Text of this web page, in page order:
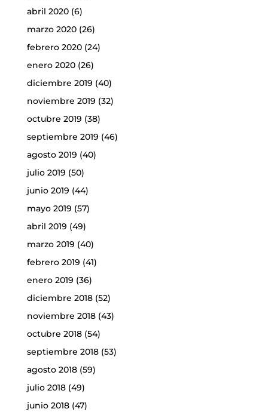
abril 2020(6)
marzo 2020(26)
febrero 2020(24)
enero 2020(26)
diciembre 2019 (40)
noviembre 2019 (32)
octubre 2019 (38)
septiembre 2019 (46)
agosto 2019 (40)
julio 2019 (50)
junio 2019 (44)
mayo 2019 (57)
abril 2019 (49)
marzo 2019 (40)
febrero 2019 (41)
enero 2019 (36)
diciembre 2018(52)
noviembre 2018(43)
octubre 2018(54)
septiembre 2018(53)
agosto 2018(59)
julio 2018(49)
junio 2018(47)